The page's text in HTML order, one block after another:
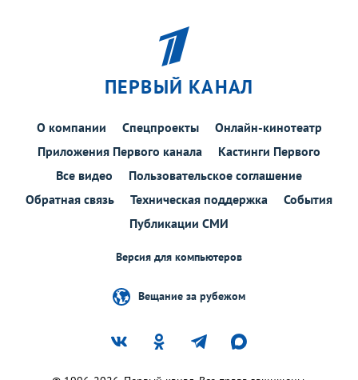
ПЕРВЫЙ КАНАЛ
О компании Спецпроекты
Онлайн-кинотеатр
Приложения Первого канала
Кастинги Первого
Все видео
Пользовательское соглашение
Обратная связь
Техническая поддержка
События
Публикации СМИ
Версия для компьютеров
Вещание за рубежом